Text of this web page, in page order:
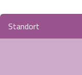
Standort